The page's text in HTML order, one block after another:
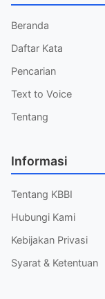
Beranda
Daftar Kata
Pencarian
Text to Voice
Tentang
Informasi
Tentang KBBI
Hubungi Kami
Kebijakan Privasi
Syarat & Ketentuan